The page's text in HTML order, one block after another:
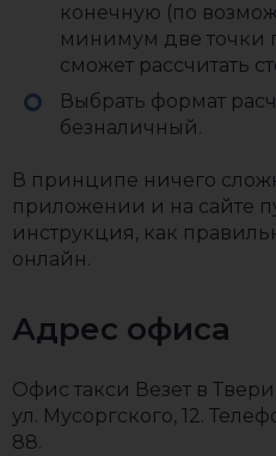
конечную (по
минимум две точки
сможет рассчитать
Выбрать формат
безналичный.
В принципе ничего
приложении и на сайте
инструкция, как
онлайн.
Адрес офиса
Офис такси Везет в
ул. Мусоргского, 12.
88.